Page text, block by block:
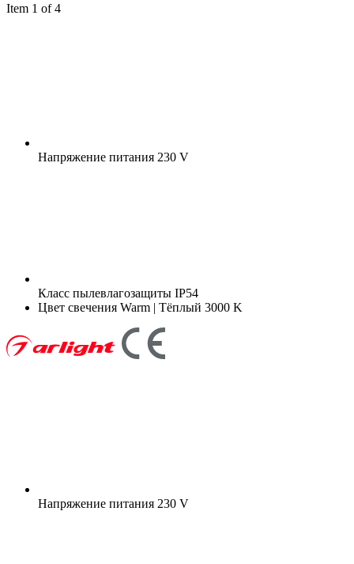
Item 1 of 4
Напряжение питания 230 V
Класс пылевлагозащиты IP54
Цвет свечения Warm | Тёплый 3000 K
Напряжение питания 230 V